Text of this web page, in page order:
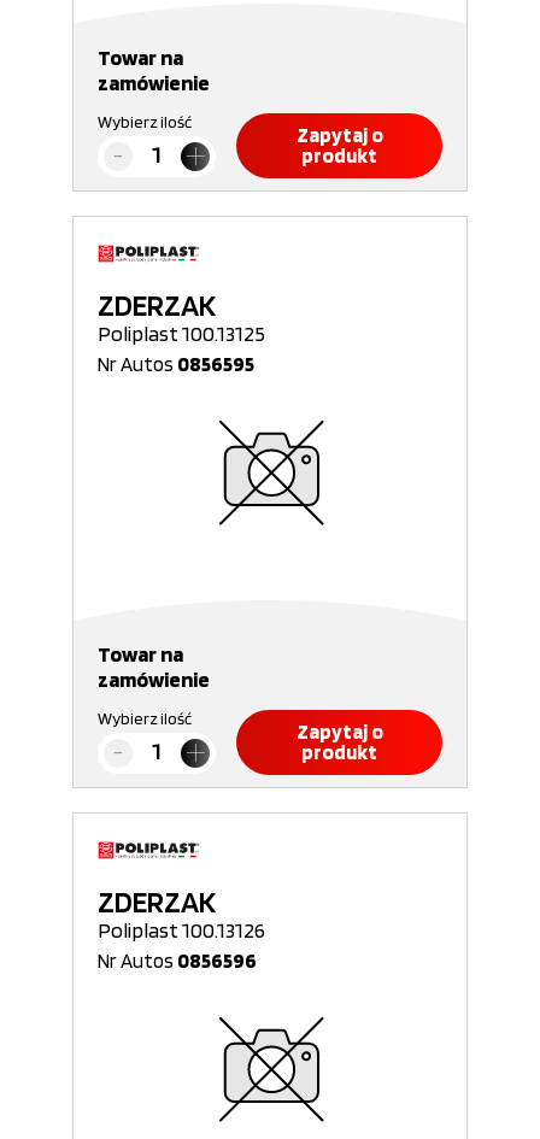
Towar na
zamówienie
Wybierz ilość
Zapytaj o
produkt
ZDERZAK
Poliplast 100.13125
Nr Autos 0856595
Towar na
zamówienie
Wybierz ilość
Zapytaj o
produkt
ZDERZAK
Poliplast 100.13126
Nr Autos 0856596